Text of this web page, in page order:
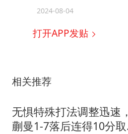
2024-08-04
打开APP发贴
相关推荐
无惧特殊打法调整迅速，
蒯曼1-7落后连得10分取